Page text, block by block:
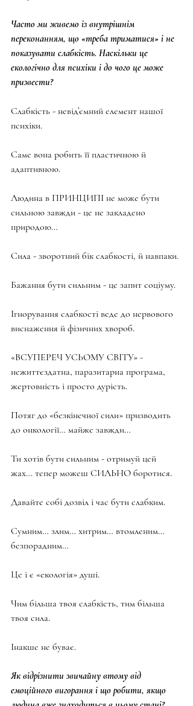
Часто ми живемо із внутрішнім
переконанням, що «треба триматися» і не
показувати слабкість. Наскільки це
екологічно для психіки і до чого це може
призвести?
Слабкість - невід’ємний елемент нашої
психіки.
Саме вона робить її пластичною й
адаптивною.
Людина в ПРИНЦИПІ не може бути
сильною завжди - це не закладено
природою…
Сила - зворотний бік слабкості, й навпаки.
Бажання бути сильним - це запит соціуму.
Ігнорування слабкості веде до нервового
виснаження й фізичних хвороб.
«ВСУПЕРЕЧ УСЬОМУ СВІТУ» -
нежиттєздатна, паразитарна програма,
жертовність і просто дурість.
Потяг до «безкінечної сили» призводить
до онкології… майже завжди…
Ти хотів бути сильним - отримуй цей
жах… тепер можеш СИЛЬНО боротися.
Давайте собі дозвіл і час бути слабким.
Сумним… злим… хитрим… втомленим…
безпорадним…
Це і є «екологія» душі.
Чим більша твоя слабкість, тим більша
твоя сила.
Інакше не буває.
Як відрізнити звичайну втому від
емоційного вигорання і що робити, якщо